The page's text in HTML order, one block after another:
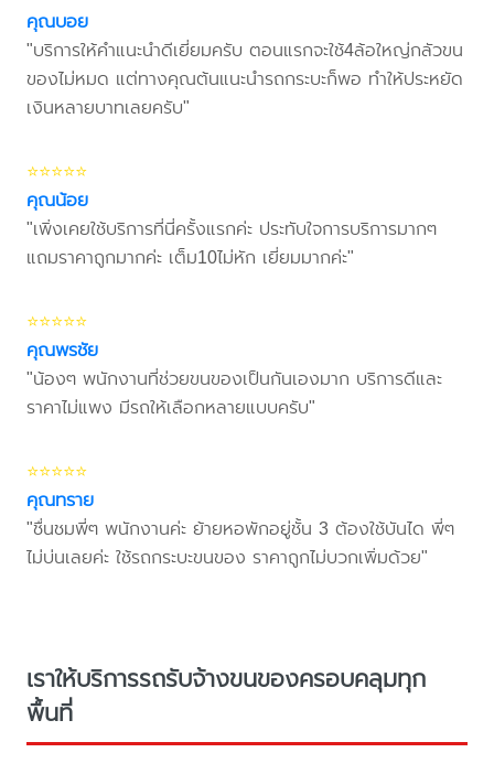
คุณบอย
"บริการให้คำแนะนำดีเยี่ยมครับ ตอนแรกจะใช้4ล้อใหญ่กลัวขน
ของไม่หมด แต่ทางคุณต้นแนะนำรถกระบะก็พอ ทำให้ประหยัด
เงินหลายบาทเลยครับ"
⭐⭐⭐⭐⭐
คุณน้อย
"เพิ่งเคยใช้บริการที่นี่ครั้งแรกค่ะ ประทับใจการบริการมากๆ
แถมราคาถูกมากค่ะ เต็ม10ไม่หัก เยี่ยมมากค่ะ"
⭐⭐⭐⭐⭐
คุณพรชัย
"น้องๆ พนักงานที่ช่วยขนของเป็นกันเองมาก บริการดีและ
ราคาไม่แพง มีรถให้เลือกหลายแบบครับ"
⭐⭐⭐⭐⭐
คุณทราย
"ชื่นชมพี่ๆ พนักงานค่ะ ย้ายหอพักอยู่ชั้น 3 ต้องใช้บันได พี่ๆ
ไม่บ่นเลยค่ะ ใช้รถกระบะขนของ ราคาถูกไม่บวกเพิ่มด้วย"
เราให้บริการรถรับจ้างขนของครอบคลุมทุก
พื้นที่